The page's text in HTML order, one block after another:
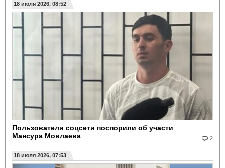
18 июля 2026, 08:52
2
Пользователи соцсети поспорили об участи
Мансура Мовлаева
18 июля 2026, 07:53